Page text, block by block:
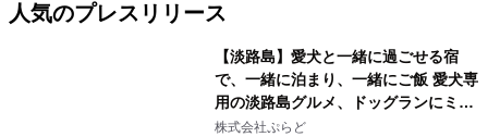
人気のプレスリリース
【淡路島】愛犬と一緒に過ごせる宿
で、一緒に泊まり、一緒にご飯 愛犬専
用の淡路島グルメ、ドッグランにミニ
プール グランピングとトレーラーハウ
株式会社ぷらど